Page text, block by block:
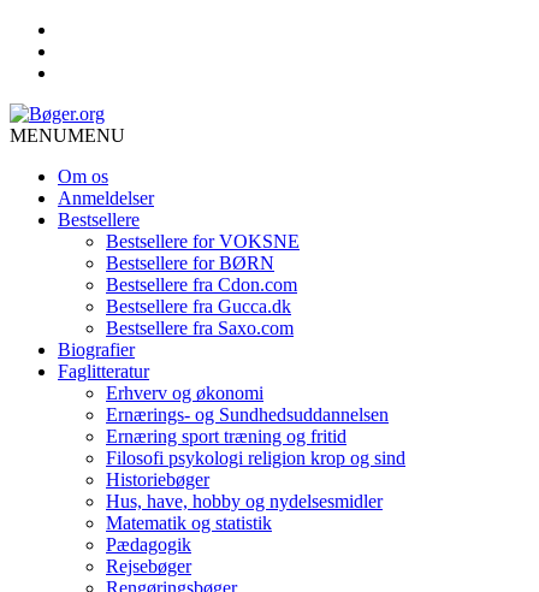
MENUMENU
Om os
Anmeldelser
Bestsellere
Bestsellere for VOKSNE
Bestsellere for BØRN
Bestsellere fra Cdon.com
Bestsellere fra Gucca.dk
Bestsellere fra Saxo.com
Biografier
Faglitteratur
Erhverv og økonomi
Ernærings- og Sundhedsuddannelsen
Ernæring sport træning og fritid
Filosofi psykologi religion krop og sind
Historiebøger
Hus, have, hobby og nydelsesmidler
Matematik og statistik
Pædagogik
Rejsebøger
Rengøringsbøger